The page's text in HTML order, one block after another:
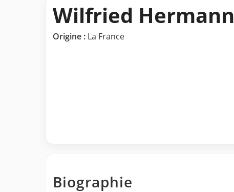
Wilfried Hermann
Origine : La France
Biographie